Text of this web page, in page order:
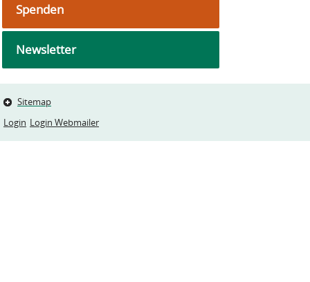
Spenden
Newsletter
Sitemap
Login Login Webmailer